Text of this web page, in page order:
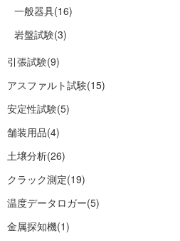
一般器具(16)
岩盤試験(3)
引張試験(9)
アスファルト試験(15)
安定性試験(5)
舗装用品(4)
土壌分析(26)
クラック測定(19)
温度データロガー(5)
金属探知機(1)